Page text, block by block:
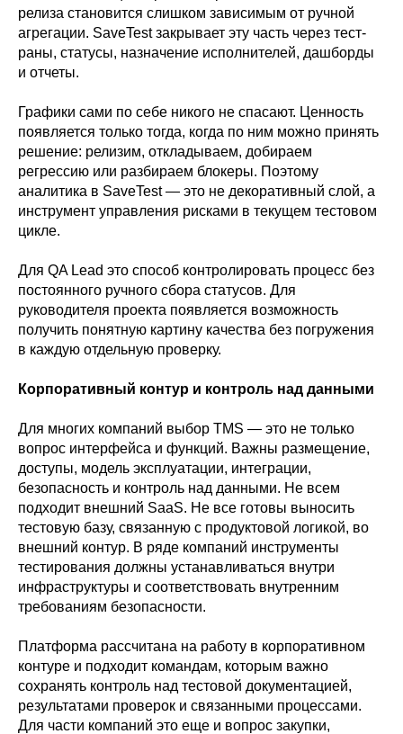
релиза становится слишком зависимым от ручной
агрегации. SaveTest закрывает эту часть через тест-
раны, статусы, назначение исполнителей, дашборды
и отчеты.
Графики сами по себе никого не спасают. Ценность
появляется только тогда, когда по ним можно принять
решение: релизим, откладываем, добираем
регрессию или разбираем блокеры. Поэтому
аналитика в SaveTest — это не декоративный слой, а
инструмент управления рисками в текущем тестовом
цикле.
Для QA Lead это способ контролировать процесс без
постоянного ручного сбора статусов. Для
руководителя проекта появляется возможность
получить понятную картину качества без погружения
в каждую отдельную проверку.
Корпоративный контур и контроль над данными
Для многих компаний выбор TMS — это не только
вопрос интерфейса и функций. Важны размещение,
доступы, модель эксплуатации, интеграции,
безопасность и контроль над данными. Не всем
подходит внешний SaaS. Не все готовы выносить
тестовую базу, связанную с продуктовой логикой, во
внешний контур. В ряде компаний инструменты
тестирования должны устанавливаться внутри
инфраструктуры и соответствовать внутренним
требованиям безопасности.
Платформа рассчитана на работу в корпоративном
контуре и подходит командам, которым важно
сохранять контроль над тестовой документацией,
результатами проверок и связанными процессами.
Для части компаний это еще и вопрос закупки,